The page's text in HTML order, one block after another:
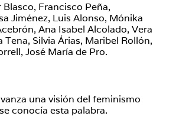
Blasco, Francisco Peña,
Jiménez, Luis Alonso, Mónika
Ana Isabel Alcolado, Vera
Tena, Silvia Árias, Maribel Rollón,
José María de Pro.
una visión del feminismo
conocía esta palabra.